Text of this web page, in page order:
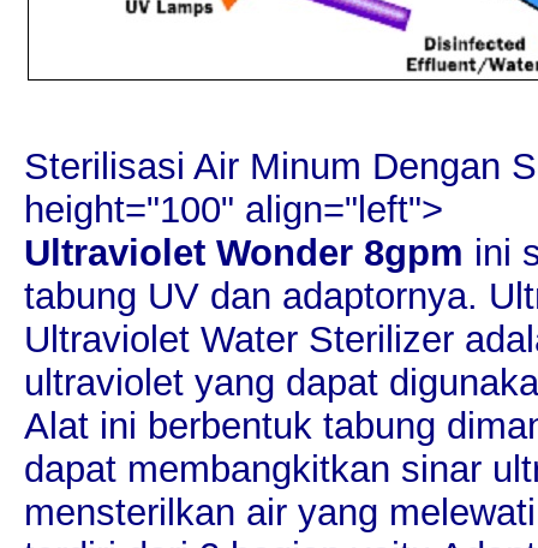
Sterilisasi Air Minum Dengan
height="100" align="left">
Ultraviolet Wonder 8gpm ini
tabung UV dan adaptornya.
Ultraviolet Water Sterilizer
ultraviolet yang dapat
Alat ini berbentuk tabung
dapat membangkitkan sinar
mensterilkan air yang